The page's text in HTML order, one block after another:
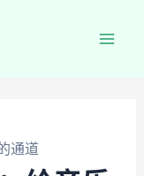
通道